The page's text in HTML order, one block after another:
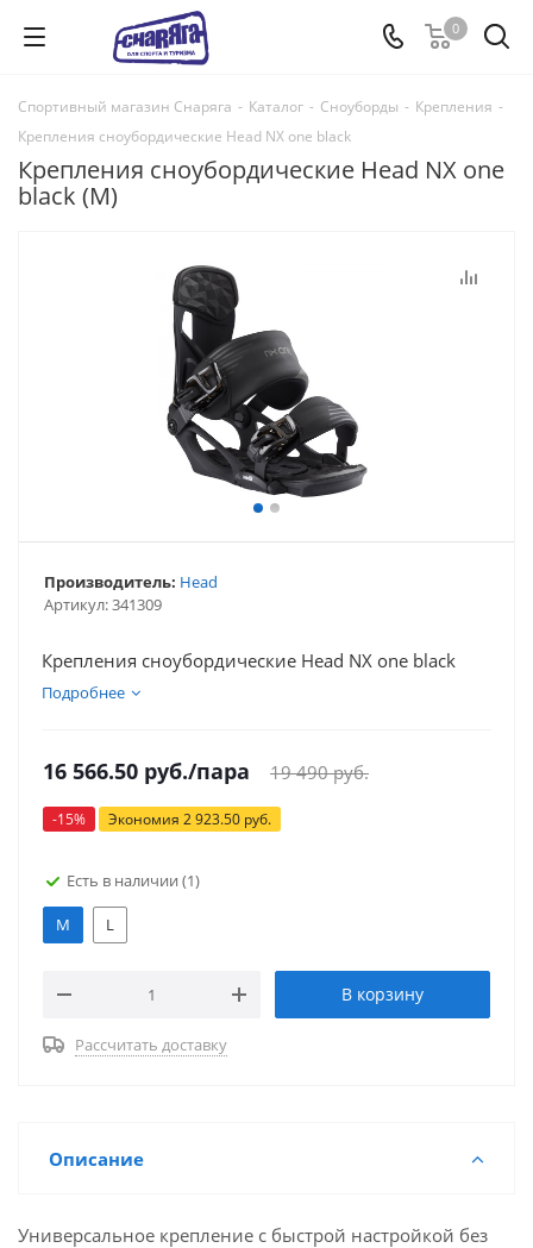
0
Спортивный магазин Снаряга - Каталог - Сноуборды - Крепления -
Крепления сноубордические Head NX one black
Крепления сноубордические Head NX one
black (M)
Артикул:341309
Производитель: Head
Крепления сноубордические Head NX one black
Подробнее
16 566.50 руб./пара 19 490руб.
-15% Экономия 2 923.50 руб.
Есть в наличии (1)
M L
В корзину
Рассчитать доставку
Описание
Универсальное крепление с быстрой настройкой без